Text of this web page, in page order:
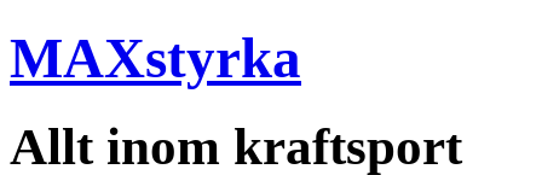
MAXstyrka
Allt inom kraftsport